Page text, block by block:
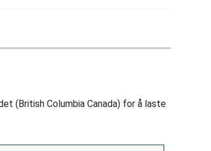
(British Columbia Canada) for å laste